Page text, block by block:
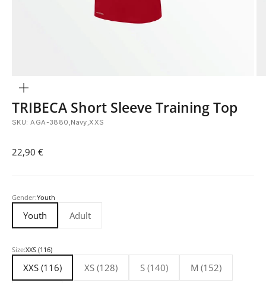
TRIBECA Short Sleeve Training Top
SKU: AGA-3880,Navy,XXS
Angebot
22,90 €
Gender:Youth
Youth Adult
Size:XXS (116)
XXS (116) XS (128) S (140) M (152)